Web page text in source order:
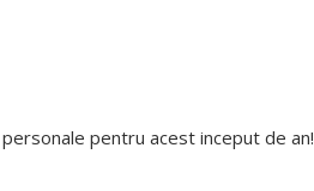
pentru acest inceput de an!